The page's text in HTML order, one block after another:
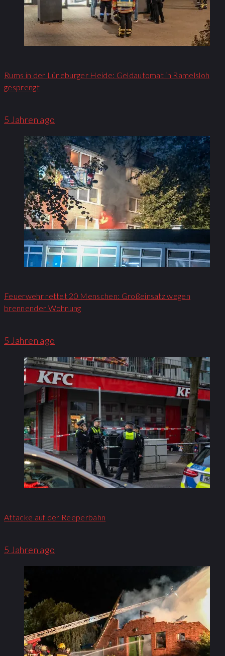
Rums in der Lüneburger Heide: Geldautomat in Ramelsloh
gesprengt
5 Jahren ago
Feuerwehr rettet 20 Menschen: Großeinsatz wegen
brennender Wohnung​
5 Jahren ago
Attacke auf der Reeperbahn
5 Jahren ago